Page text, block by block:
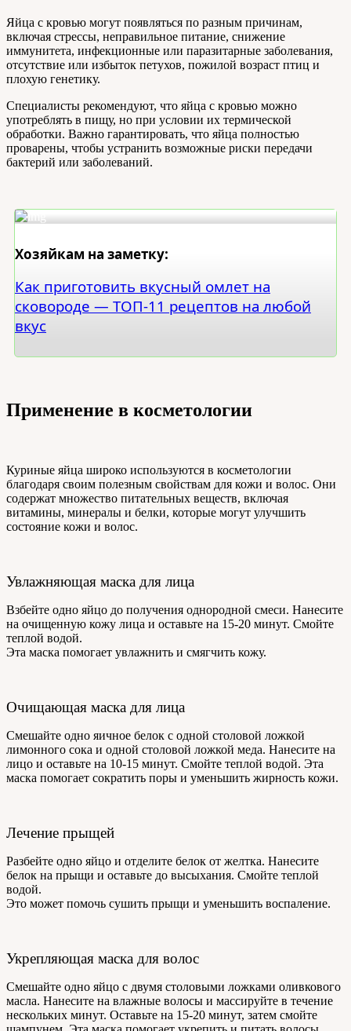
Яйца с кровью могут появляться по разным причинам,
включая стрессы, неправильное питание, снижение
иммунитета, инфекционные или паразитарные заболевания,
отсутствие или избыток петухов, пожилой возраст птиц и
плохую генетику.
Специалисты рекомендуют, что яйца с кровью можно
употреблять в пищу, но при условии их термической
обработки. Важно гарантировать, что яйца полностью
проварены, чтобы устранить возможные риски передачи
бактерий или заболеваний.
Хозяйкам на заметку:
Как приготовить вкусный омлет на
сковороде — ТОП-11 рецептов на любой
вкус
Применение в косметологии
Куриные яйца широко используются в косметологии
благодаря своим полезным свойствам для кожи и волос. Они
содержат множество питательных веществ, включая
витамины, минералы и белки, которые могут улучшить
состояние кожи и волос.
Увлажняющая маска для лица
Взбейте одно яйцо до получения однородной смеси. Нанесите
на очищенную кожу лица и оставьте на 15-20 минут. Смойте
теплой водой.
Эта маска помогает увлажнить и смягчить кожу.
Очищающая маска для лица
Смешайте одно яичное белок с одной столовой ложкой
лимонного сока и одной столовой ложкой меда. Нанесите на
лицо и оставьте на 10-15 минут. Смойте теплой водой. Эта
маска помогает сократить поры и уменьшить жирность кожи.
Лечение прыщей
Разбейте одно яйцо и отделите белок от желтка. Нанесите
белок на прыщи и оставьте до высыхания. Смойте теплой
водой.
Это может помочь сушить прыщи и уменьшить воспаление.
Укрепляющая маска для волос
Смешайте одно яйцо с двумя столовыми ложками оливкового
масла. Нанесите на влажные волосы и массируйте в течение
нескольких минут. Оставьте на 15-20 минут, затем смойте